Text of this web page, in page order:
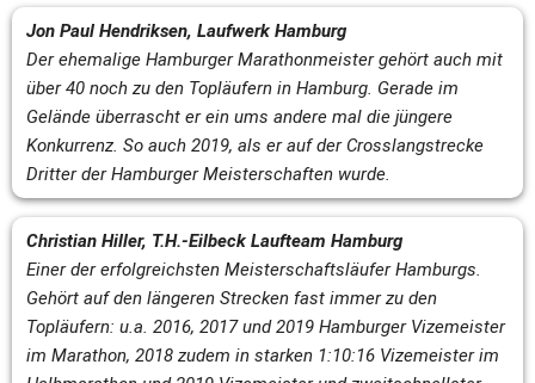
Jon Paul Hendriksen, Laufwerk Hamburg
Der ehemalige Hamburger Marathonmeister gehört auch mit
über 40 noch zu den Topläufern in Hamburg. Gerade im
Gelände überrascht er ein ums andere mal die jüngere
Konkurrenz. So auch 2019, als er auf der Crosslangstrecke
Dritter der Hamburger Meisterschaften wurde.
Christian Hiller, T.H.-Eilbeck Laufteam Hamburg
Einer der erfolgreichsten Meisterschaftsläufer Hamburgs.
Gehört auf den längeren Strecken fast immer zu den
Topläufern: u.a. 2016, 2017 und 2019 Hamburger Vizemeister
im Marathon, 2018 zudem in starken 1:10:16 Vizemeister im